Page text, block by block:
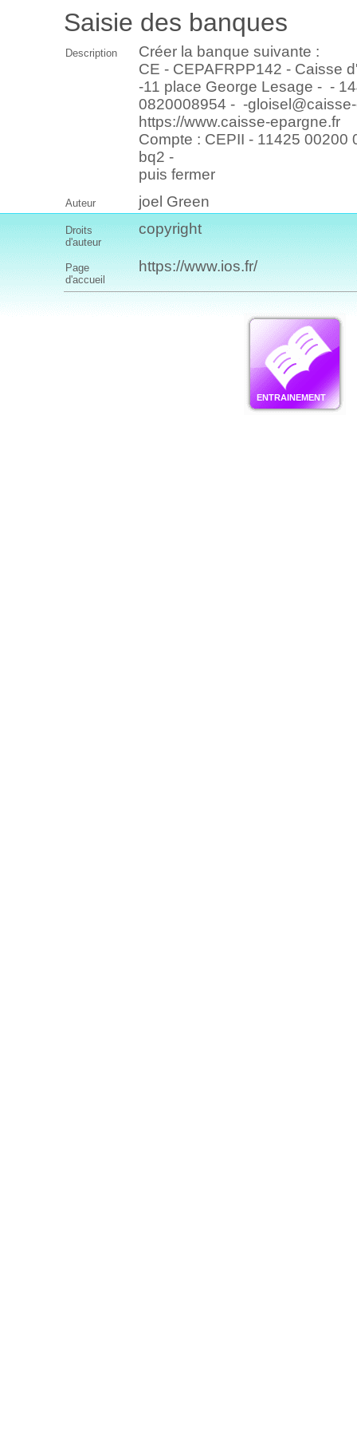
Saisie des banques
Description
Créer la banque suivante :
CE - CEPAFRPP142 - Caisse
-11 place George Lesage - -
0820008954 - -
https://www.caisse-epargne.fr
Compte : CEPII - 11425 00200
bq2 -
puis fermer
Auteur joel Green
Droits
d'auteur
copyright
Page
d'accueil
https://www.ios.fr/
ENTRAINEMENT